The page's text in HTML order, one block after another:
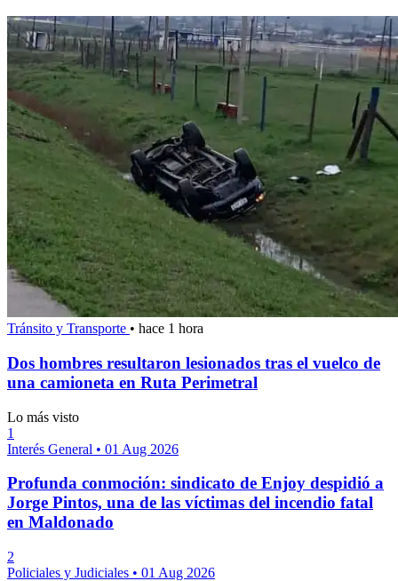
Tránsito y Transporte • hace 1 hora
Dos hombres resultaron lesionados tras el vuelco de
una camioneta en Ruta Perimetral
Lo más visto
1
Interés General • 01 Aug 2026
Profunda conmoción: sindicato de Enjoy despidió a
Jorge Pintos, una de las víctimas del incendio fatal
en Maldonado
2
Policiales y Judiciales • 01 Aug 2026